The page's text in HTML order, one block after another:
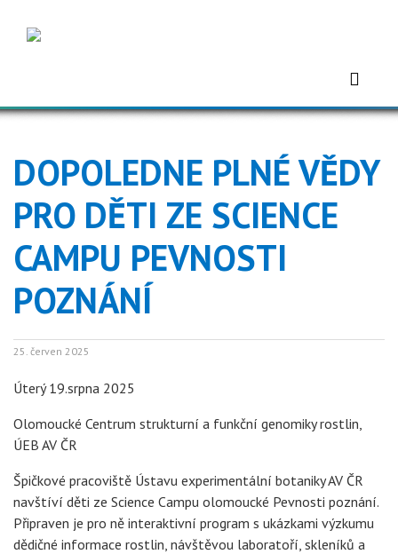
DOPOLEDNE PLNÉ VĚDY
PRO DĚTI ZE SCIENCE
CAMPU PEVNOSTI
POZNÁNÍ
25. červen 2025
Úterý 19.srpna 2025
Olomoucké Centrum strukturní a funkční genomiky rostlin,
ÚEB AV ČR
Špičkové pracoviště Ústavu experimentální botaniky AV ČR
navštíví děti ze Science Campu olomoucké Pevnosti poznání.
Připraven je pro ně interaktivní program s ukázkami výzkumu
dědičné informace rostlin, návštěvou laboratoří, skleníků a